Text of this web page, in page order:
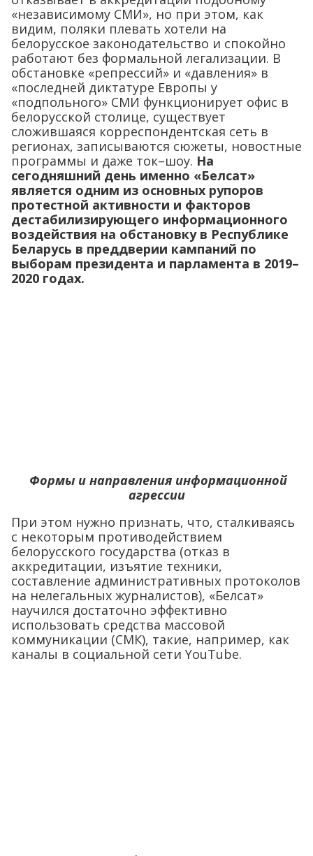
«независимому СМИ», но при этом, как
видим, поляки плевать хотели на
белорусское законодательство и спокойно
работают без формальной легализации. В
обстановке «репрессий» и «давления» в
«последней диктатуре Европы у
«подпольного» СМИ функционирует офис в
белорусской столице, существует
сложившаяся корреспондентская сеть в
регионах, записываются сюжеты, новостные
программы и даже ток–шоу. На
сегодняшний день именно «Белсат»
является одним из основных рупоров
протестной активности и факторов
дестабилизирующего информационного
воздействия на обстановку в Республике
Беларусь в преддверии кампаний по
выборам президента и парламента в 2019–
2020 годах.
Формы и направления информационной
агрессии
При этом нужно признать, что, сталкиваясь
с некоторым противодействием
белорусского государства (отказ в
аккредитации, изъятие техники,
составление административных протоколов
на нелегальных журналистов), «Белсат»
научился достаточно эффективно
использовать средства массовой
коммуникации (СМК), такие, например, как
каналы в социальной сети YouTube.